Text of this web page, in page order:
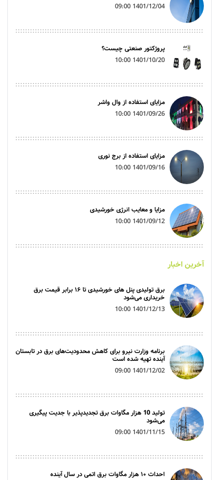
1401/12/04 09:00
پروژکتور صنعتی چیست؟
1401/10/20 10:00
مزایای استفاده از وال واشر
1401/09/26 10:00
مزایای استفاده از برج نوری
1401/09/16 10:00
مزایا و معایب انرژی خورشیدی
1401/09/12 10:00
آخرین اخبار
برق تولیدی پنل‌ های خورشیدی تا ۱۶ برابر قیمت برق
خریداری می‌شود
1401/12/13 10:00
برنامه وزارت نیرو برای کاهش محدودیت‌های برق در تابستان
آینده تهیه شده است
1401/12/02 09:00
تولید 10 هزار مگاوات برق تجدیدپذیر با جدیت پیگیری
می‌شود
1401/11/15 09:00
احداث ۱۰ هزار مگاوات برق اتمی در سال آینده